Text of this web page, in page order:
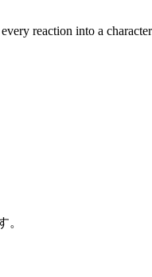
reaction into a
。